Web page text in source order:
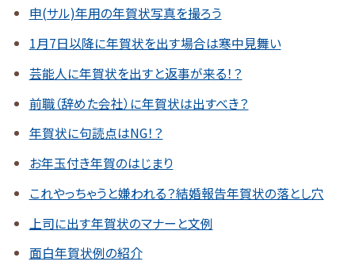
申(サル)年用の年賀状写真を撮ろう
1月7日以降に年賀状を出す場合は寒中見舞い
芸能人に年賀状を出すと返事が来る！？
前職（辞めた会社）に年賀状は出すべき？
年賀状に句読点はNG！？
お年玉付き年賀のはじまり
これやっちゃうと嫌われる？結婚報告年賀状の落とし穴
上司に出す年賀状のマナーと文例
面白年賀状例の紹介